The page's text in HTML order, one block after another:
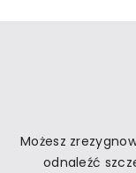
Możesz
odnaleźć